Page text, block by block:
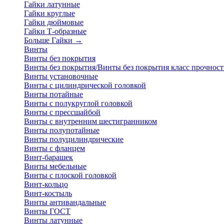
Гайки латунные
Гайки круглые
Гайки дюймовые
Гайки Т-образные
Больше Гайки →
Винты
Винты без покрытия
Винты без покрытия/Винты без покрытия класс
Винты установочные
Винты с цилиндрической головкой
Винты потайные
Винты с полукруглой головкой
Винты с прессшайбой
Винты с внутренним шестигранником
Винты полупотайные
Винты полуцилиндрические
Винты с фланцем
Винт-барашек
Винты мебельные
Винты с плоской головкой
Винт-кольцо
Винт-костыль
Винты антивандальные
Винты ГОСТ
Винты латунные